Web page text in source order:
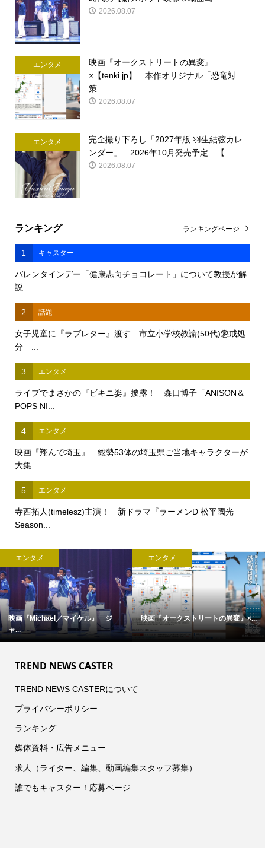
2026.08.07
エンタメ
映画『オークストリートの異変』
×【tenki.jp】 本作オリジナル「恐竜対
策...
2026.08.07
エンタメ
完全撮り下ろし「2027年版 羽生結弦カレ
ンダー」 2026年10月発売予定 【...
2026.08.07
ランキング
1 キャスター
バレンタインデー「健康志向チョコレート」について教授が解
説
2 話題
女子児童に『ラブレター』渡す 市立小学校教諭(50代)懲戒処
分 ...
3 エンタメ
ライブでまさかの『ビキニ姿』披露！ 森口博子「ANISON＆
POPS NI...
4 エンタメ
映画『翔んで埼玉』 総勢53体の埼玉県ご当地キャラクターが
大集...
5 エンタメ
寺西拓人(timelesz)主演！ 新ドラマ『ラーメンD 松平國光
Season...
ランキングページ
エンタメ
映画『Michael／マイケル』 ジ
ャ...
エンタメ
映画『オークストリートの異変』×...
TREND NEWS CASTER
TREND NEWS CASTERについて
プライバシーポリシー
ランキング
媒体資料・広告メニュー
求人（ライター、編集、動画編集スタッフ募集）
誰でもキャスター！応募ページ